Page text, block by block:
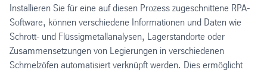
Installieren Sie für eine auf diesen Prozess zugeschnittene RPA-
Software, können verschiedene Informationen und Daten wie
Schrott- und Flüssigmetallanalysen, Lagerstandorte oder
Zusammensetzungen von Legierungen in verschiedenen
Schmelzöfen automatisiert verknüpft werden. Dies ermöglicht